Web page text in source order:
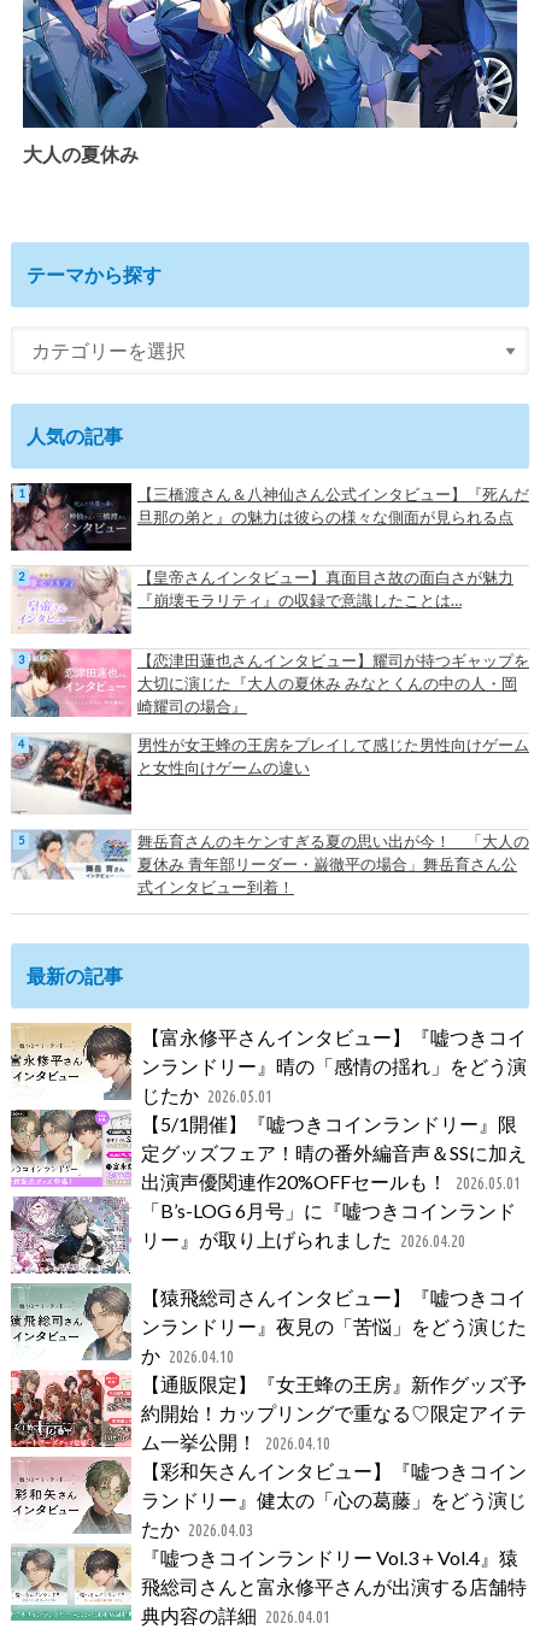
大人の夏休み
テーマから探す
人気の記事
【三橋渡さん＆八神仙さん公式インタビュー】『死んだ
旦那の弟と』の魅力は彼らの様々な側面が見られる点
【皇帝さんインタビュー】真面目さ故の面白さが魅力
『崩壊モラリティ』の収録で意識したことは…
【恋津田蓮也さんインタビュー】耀司が持つギャップを
大切に演じた『大人の夏休み みなとくんの中の人・岡
崎耀司の場合』
男性が女王蜂の王房をプレイして感じた男性向けゲーム
と女性向けゲームの違い
舞岳育さんのキケンすぎる夏の思い出が今！ 「大人の
夏休み 青年部リーダー・巌徹平の場合」舞岳育さん公
式インタビュー到着！
最新の記事
【富永修平さんインタビュー】『嘘つきコイ
ンランドリー』晴の「感情の揺れ」をどう演
じたか 2026.05.01
【5/1開催】『嘘つきコインランドリー』限
定グッズフェア！晴の番外編音声＆SSに加え
出演声優関連作20%OFFセールも！
2026.05.01
「B’s-LOG 6月号」に『嘘つきコインランド
リー』が取り上げられました
2026.04.20
【猿飛総司さんインタビュー】『嘘つきコイ
ンランドリー』夜見の「苦悩」をどう演じた
か 2026.04.10
【通販限定】『女王蜂の王房』新作グッズ予
約開始！カップリングで重なる♡限定アイテ
ム一挙公開！
2026.04.10
【彩和矢さんインタビュー】『嘘つきコイン
ランドリー』健太の「心の葛藤」をどう演じ
たか 2026.04.03
『嘘つきコインランドリー Vol.3＋Vol.4』猿
飛総司さんと富永修平さんが出演する店舗特
典内容の詳細 2026.04.01